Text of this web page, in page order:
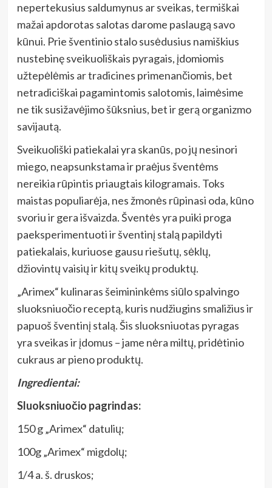
nepertekusius saldumynus ar sveikas, termiškai
mažai apdorotas salotas darome paslaugą savo
kūnui. Prie šventinio stalo susėdusius namiškius
nustebinę sveikuoliškais pyragais, įdomiomis
užtepėlėmis ar tradicines primenančiomis, bet
netradiciškai pagamintomis salotomis, laimėsime
ne tik susižavėjimo šūksnius, bet ir gerą organizmo
savijautą.
Sveikuoliški patiekalai yra skanūs, po jų nesinori
miego, neapsunkstama ir praėjus šventėms
nereikia rūpintis priaugtais kilogramais. Toks
maistas populiarėja, nes žmonės rūpinasi oda, kūno
svoriu ir gera išvaizda. Šventės yra puiki proga
paeksperimentuoti ir šventinį stalą papildyti
patiekalais, kuriuose gausu riešutų, sėklų,
džiovintų vaisių ir kitų sveikų produktų.
„Arimex“ kulinaras šeimininkėms siūlo spalvingo
sluoksniuočio receptą, kuris nudžiugins smaližius ir
papuoš šventinį stalą. Šis sluoksniuotas pyragas
yra sveikas ir įdomus – jame nėra miltų, pridėtinio
cukraus ar pieno produktų.
Ingredientai:
Sluoksniuočio pagrindas:
150 g „Arimex“ datulių;
100g „Arimex“ migdolų;
1/4 a. š. druskos;